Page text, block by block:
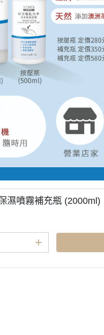
濕噴霧補充瓶 (2000ml)